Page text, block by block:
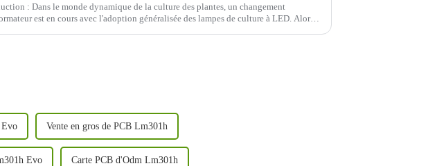
: Dans le monde dynamique de la culture des plantes, un changement
est en cours avec l'adoption généralisée des lampes de culture à LED. Alors
Evo Vente en gros de PCB Lm301h
Evo Carte PCB d'Odm Lm301h